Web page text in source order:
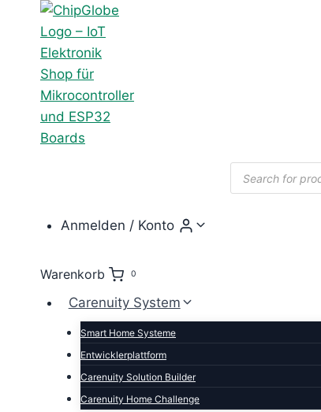
springen
Products
search
Anmelden / Konto
Warenkorb 0
Carenuity System
Smart Home Systeme
Entwicklerplattform
Carenuity Solution Builder
Carenuity Home Challenge